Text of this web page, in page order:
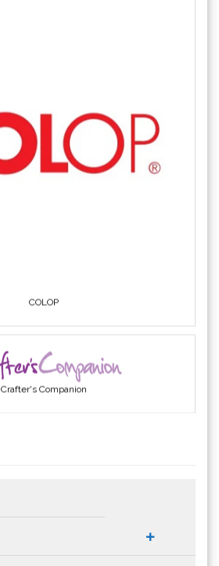
COLOP
Crafter's Companion